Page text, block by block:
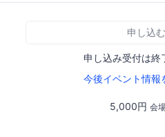
申し込む
申し込み受付は終
今後イベント情報
5,000円 会